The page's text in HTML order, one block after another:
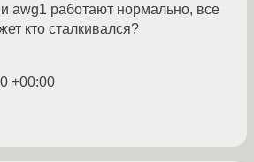
awg1 работают нормально, все
кто сталкивался?
+00:00